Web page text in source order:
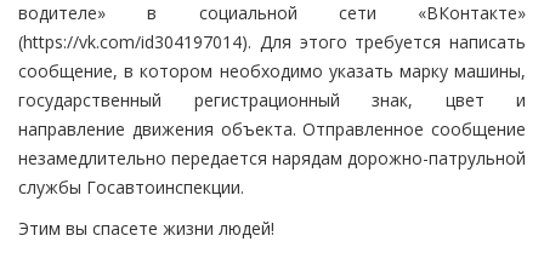
водителе» в социальной сети «ВКонтакте»
(https://vk.com/id304197014). Для этого требуется написать
сообщение, в котором необходимо указать марку машины,
государственный регистрационный знак, цвет и
направление движения объекта. Отправленное сообщение
незамедлительно передается нарядам дорожно-патрульной
службы Госавтоинспекции.
Этим вы спасете жизни людей!